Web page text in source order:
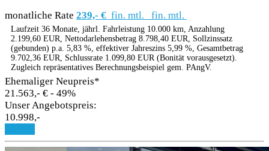
monatliche Rate 239,- € fin. mtl. fin. mtl.
Laufzeit 36 Monate, jährl. Fahrleistung 10.000 km, Anzahlung
2.199,60 EUR, Nettodarlehensbetrag 8.798,40 EUR, Sollzinssatz
(gebunden) p.a. 5,83 %, effektiver Jahreszins 5,99 %, Gesamtbetrag
9.702,36 EUR, Schlussrate 1.099,80 EUR (Bonität vorausgesetzt).
Zugleich repräsentatives Berechnungsbeispiel gem. PAngV.
Ehemaliger Neupreis*
21.563,- € - 49%
Unser Angebotspreis:
10.998,-